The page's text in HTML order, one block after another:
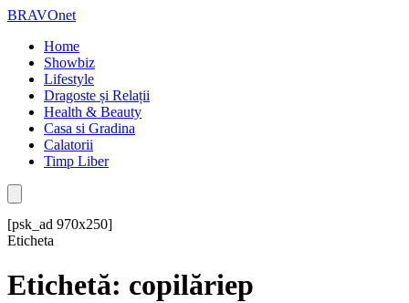
BRAVOnet
Home
Showbiz
Lifestyle
Dragoste și Relații
Health & Beauty
Casa si Gradina
Calatorii
Timp Liber
[psk_ad 970x250]
Eticheta
Etichetă: copilăriep